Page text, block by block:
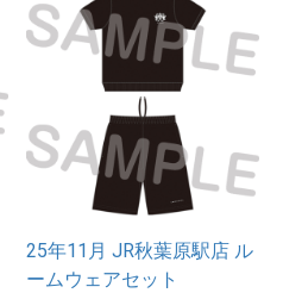
25年11月 JR秋葉原駅店 ル
ームウェアセット